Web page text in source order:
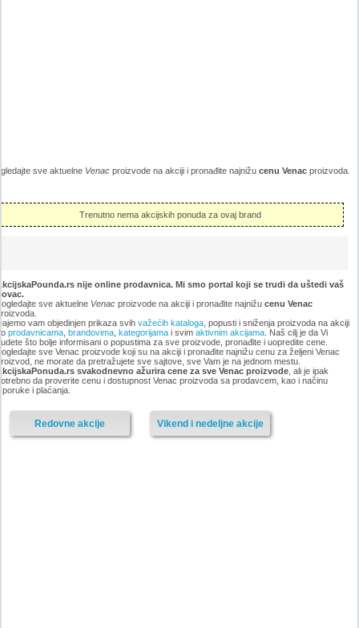
sve aktuelne Venac proizvode na akciji i pronađite najnižucenu Venac proizvoda.
Trenutno nema akcijskih ponuda za ovaj brand
nije online prodavnica. Mi smo portal koji se trudi da uštedi vaš
sve aktuelne Venacproizvode na akciji i pronađite najnižu cenu Venac
vam objedinjen prikaza svih važećih kataloga, popusti i sniženja proizvoda na akciji
prodavnicama, brandovima, kategorijamai svim aktivnim akcijama. Naš cilj je da Vi
što bolje informisani o popustima za sve proizvode, pronađite i uopredite cene.
sve Venac proizvode koji su na akciji i pronađite najnižu cenu za željeni Venac
ne morate da pretražujete sve sajtove, sve Vam je na jednom mestu.
svakodnevno ažurira cene za sve Venac proizvode, ali je ipak
da proverite cenu i dostupnost Venac proizvoda sa prodavcem, kao i načinu
i plaćanja.
Vikend i nedeljne akcije
Redovne akcije